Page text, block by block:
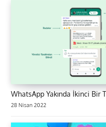
WhatsApp Yakında İkinci Bir
28 Nisan 2022